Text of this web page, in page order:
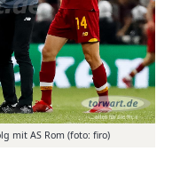
mit AS Rom (foto: firo)